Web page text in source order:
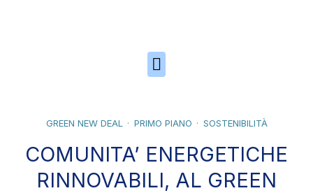
GREEN NEW DEAL PRIMO PIANO SOSTENIBILITÀ
COMUNITA’ ENERGETICHE
RINNOVABILI, AL GREEN